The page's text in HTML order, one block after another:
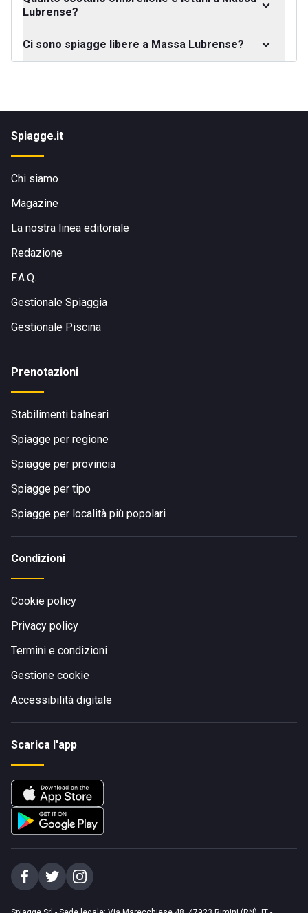
Lubrense?
Ci sono spiagge libere a Massa Lubrense?
Spiagge.it
Chi siamo
Magazine
La nostra linea editoriale
Redazione
F.A.Q.
Gestionale Spiaggia
Gestionale Piscina
Prenotazioni
Stabilimenti balneari
Spiagge per regione
Spiagge per provincia
Spiagge per tipo
Spiagge per località più popolari
Condizioni
Cookie policy
Privacy policy
Termini e condizioni
Gestione cookie
Accessibilità digitale
Scarica l'app